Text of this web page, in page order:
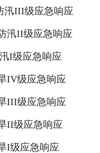
汛III级应急响应
II级应急响应
I级应急响应
IV级应急响应
III级应急响应
II级应急响应
I级应急响应